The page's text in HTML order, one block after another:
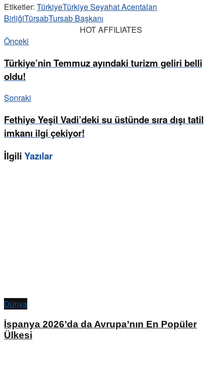
Etiketler: TürkiyeTürkiye Seyahat Acentaları
BirliğiTürsabTursab Başkanı
HOT AFFILIATES
Önceki
Türkiye’nin Temmuz ayındaki turizm geliri belli
oldu!
Sonraki
Fethiye Yeşil Vadi’deki su üstünde sıra dışı tatil
imkanı ilgi çekiyor!
İlgili Yazılar
Dünya
İspanya 2026’da da Avrupa’nın En Popüler
Ülkesi